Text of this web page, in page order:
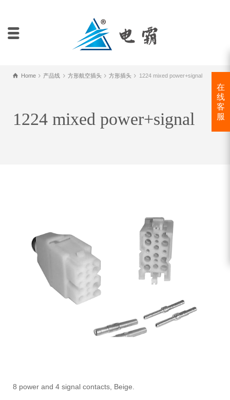
Home 产品线 方形航空插头 方形插头 1224 mixed power+signal
1224 mixed power+signal
8 power and 4 signal contacts, Beige.
在
线
客
服